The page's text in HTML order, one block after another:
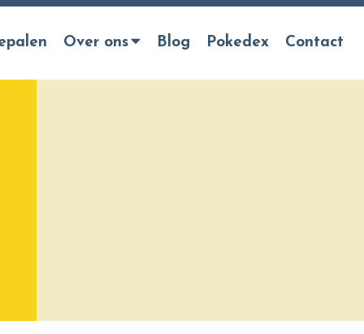
Over ons Blog Pokedex Contact